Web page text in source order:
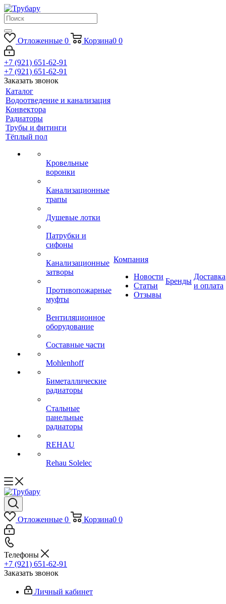
Отложенные 0 Корзина0 0
+7 (921) 651-62-91
+7 (921) 651-62-91
Заказать звонок
Каталог
Водоотведение и канализация
Конвектора
Радиаторы
Трубы и фитинги
Тёплый пол
Кровельные
воронки
Канализационные
трапы
Душевые лотки
Патрубки и
сифоны
Канализационные
затворы
Противопожарные
муфты
Вентиляционное
оборудование
Составные части
Mohlenhoff
Биметаллические
радиаторы
Стальные
панельные
радиаторы
REHAU
Rehau Solelec
Компания
Новости
Статьи
Отзывы
Бренды
Доставка
и оплата
Отложенные 0 Корзина0 0
Телефоны
+7 (921) 651-62-91
Заказать звонок
Личный кабинет